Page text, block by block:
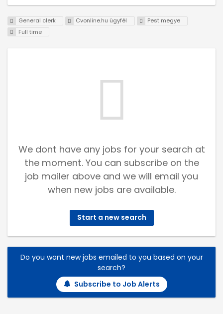
General clerk Cvonline.hu ügyfél
Pest megye
Full time
We dont have any jobs for your search at
the moment. You can subscribe on the
job mailer above and we will email you
when new jobs are available.
Start a new search
Do you want new jobs emailed to you based on your
search?
Subscribe to Job Alerts